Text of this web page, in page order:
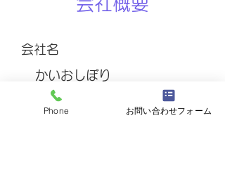
会社名
かいおしぼり
住所Phone お問い合わせフォーム